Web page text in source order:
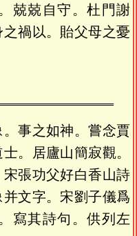
兢兢自守。杜門謝
禍以。貽父母之憂
事之如神。嘗念賈
。居廬山簡寂觀。
張功父好白香山詩
文字。宋劉子儀爲
寫其詩句。供列左